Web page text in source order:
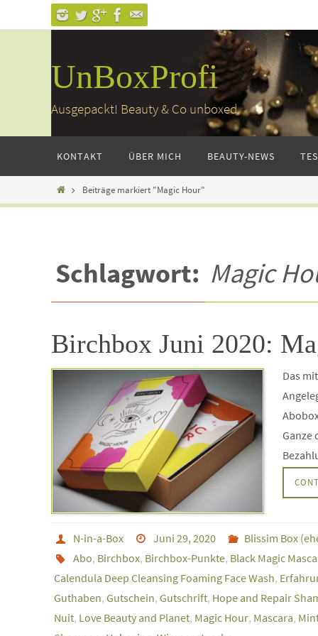
Inhalt
UnBoxProfi
Ausgepackt! Beauty & Co unboxed
springen
KONTAKT ÜBER MICH BEAUTY-NEWS
HomeBeiträge markiert "Magic Hour"
Schlagwort: Magic
Birchbox Juni 2020:
Das
Ganze
N-in-a-Box Juni 29, 2020 Blissim Box
Abo, Birchbox, Birchbox-Punkte, Black Magic
Calendula Deep Cleansing Foaming Face Wash,
Guthaben, Gutschein, Gutschrift, Hope and Repair
Nuit, Love Beauty and Planet, Magic Hour, Mascara,